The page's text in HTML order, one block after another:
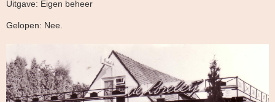
Uitgave: Eigen beheer
Gelopen: Nee.